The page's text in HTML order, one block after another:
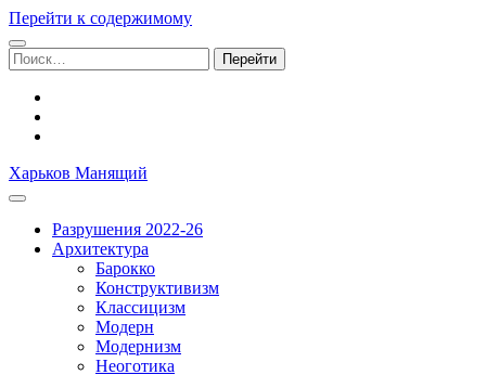
Перейти к содержимому
Поиск:
Харьков Манящий
Разрушения 2022-26
Архитектура
Барокко
Конструктивизм
Классицизм
Модерн
Модернизм
Неоготика